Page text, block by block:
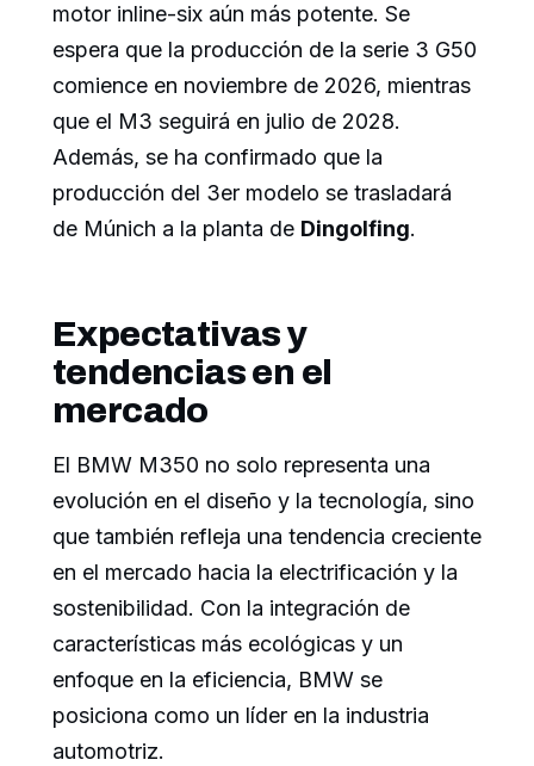
motor inline-six aún más potente. Se
espera que la producción de la serie 3 G50
comience en noviembre de 2026, mientras
que el M3 seguirá en julio de 2028.
Además, se ha confirmado que la
producción del 3er modelo se trasladará
de Múnich a la planta de Dingolfing.
Expectativas y
tendencias en el
mercado
El BMW M350 no solo representa una
evolución en el diseño y la tecnología, sino
que también refleja una tendencia creciente
en el mercado hacia la electrificación y la
sostenibilidad. Con la integración de
características más ecológicas y un
enfoque en la eficiencia, BMW se
posiciona como un líder en la industria
automotriz.